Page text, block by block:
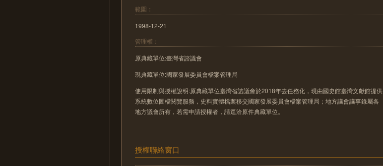
範圍：
1998-12-21
管理權：
原典藏單位:臺灣省諮議會
現典藏單位:國家發展委員會檔案管理局
使用限制與授權說明:原典藏單位臺灣省諮議會於2018年去任務化，現由國史館臺灣文獻館提供
系統數位圖檔閱覽服務，史料實體檔案移交國家發展委員會檔案管理局；地方議會議事錄屬各
地方議會所有，若需申請授權者，請逕洽原件典藏單位。
授權聯絡窗口